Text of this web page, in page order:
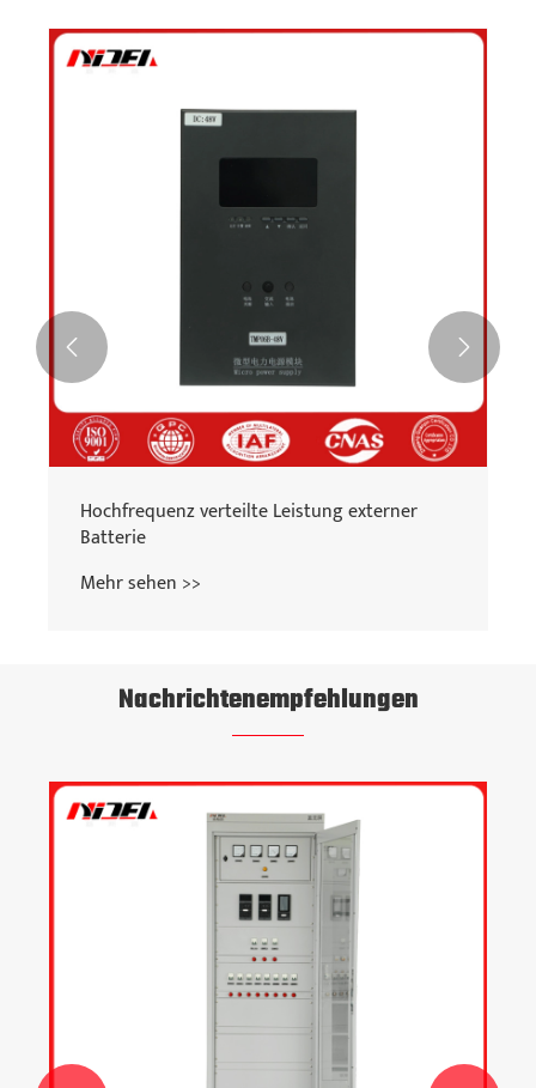
Hochfrequenz verteilte Leistung externer
Batterie
Mehr sehen >>
 
Nachrichtenempfehlungen
Warum neue Idee Electric für Ihre DC -
Betriebsstromsysteme wählen?